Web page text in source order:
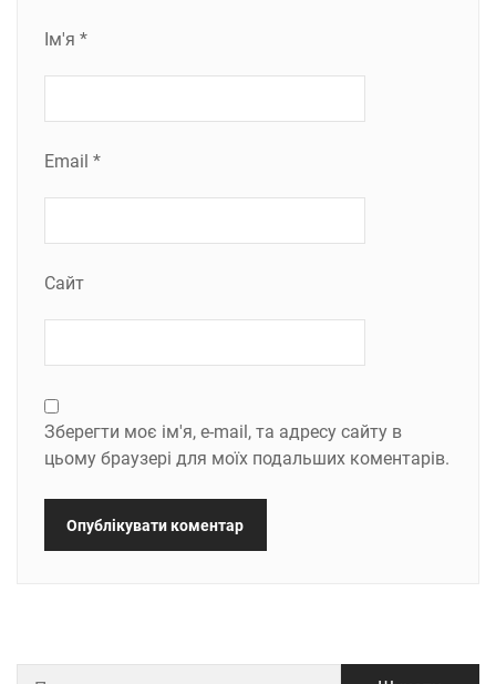
Ім'я *
Email *
Сайт
Зберегти моє ім'я, e-mail, та адресу сайту в
цьому браузері для моїх подальших коментарів.